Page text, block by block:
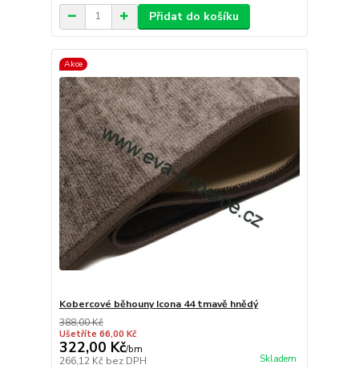
Přidat do košíku
Akce
Kobercové běhouny Icona 44 tmavě hnědý
388,00 Kč
Ušetříte 66,00 Kč
322,00 Kč/bm
266,12 Kč bez DPH Skladem